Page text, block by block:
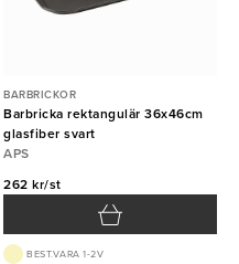
BARBRICKOR
Barbricka rektangulär 36x46cm
glasfiber svart
APS
262 kr/st
BEST.VARA 1-2V